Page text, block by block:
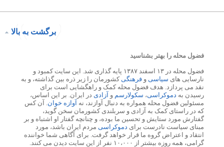
برگشت به بالا
فضول محله را بهتر بشناسید
فضول محله در ۱۳ اسفند ۱۳۸۷ پایه گذاری شد. این سایت کمبود و
نارسایی های سیاسی و فرهنگیکشورمان را زیر ذره بین گذاشته، و به
نقد می پردازد. هدف فضول محله کمک و راهگشایی است برای
رسیدن به دموکراسی، سکولارسم و آزادی در ایران. بر این اساس،
مسئولین فضول محله همواره به دنبال آوازند، نه آوازه خوان. آن کس
که در راستای کمک به آزادی و سربلندی کشورمان سخن گوید،
گفتارش مورد ستایش و تحسین ما بوده، و چنانچه گفتار او اشتباه و بر
مبنای سیاست نادرست برای دموکراسی مردم ایران باشد، مورد
انتقاد و اعتراض گروه ما قرار خواهد گرفت. برای آگاهی شما خواننده
گرامی، همه روزه بیشتر از ۱۰،۰۰۰ نفر از این سایت دیدن می کنند.